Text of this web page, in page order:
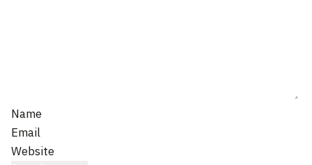
Name
Email
Website